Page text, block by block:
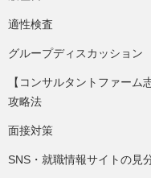
適性検査
グループディスカッション
【コンサルタントファー
攻略法
面接対策
SNS・就職情報サイトの見